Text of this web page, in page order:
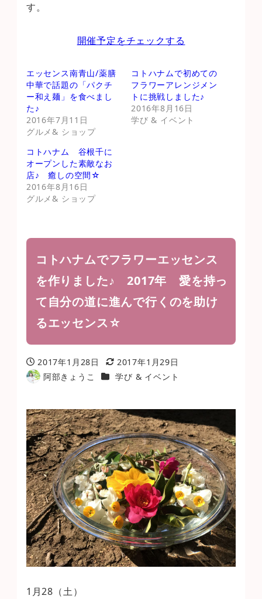
す。
開催予定をチェックする
エッセンス南青山/薬膳
中華で話題の「パクチ
ー和え麺」を食べまし
た♪
2016年7月11日
グルメ& ショップ
コトハナムで初めての
フラワーアレンジメン
トに挑戦しました♪
2016年8月16日
学び & イベント
コトハナム 谷根千に
オープンした素敵なお
店♪ 癒しの空間☆
2016年8月16日
グルメ& ショップ
コトハナムでフラワーエッセンス
を作りました♪ 2017年 愛を持っ
て自分の道に進んで行くのを助け
るエッセンス☆
投稿日
2017年1月28日
更新日
2017年1月29日
著
阿部きょうこ カテゴリー
学び & イベント
1月28（土）